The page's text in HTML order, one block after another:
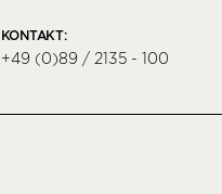
KONTAKT:
+49 (0)89 / 2135 - 100